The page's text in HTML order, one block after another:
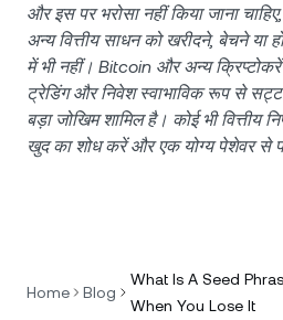
और इस पर भरोसा नहीं किया जाना
अन्य वित्तीय साधन को खरीदने, बेचने
में भी नहीं। Bitcoin और अन्य
ट्रेडिंग और निवेश स्वाभाविक रूप से
बड़ा जोखिम शामिल है। कोई भी वित्तीय
खुद का शोध करें और एक योग्य पेशेवर से
Home Blog
What Is A Seed
When You Lose It